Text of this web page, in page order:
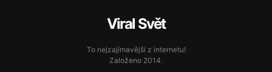
Viral Svět
To nejzajímavější z internetu!
Založeno 2014.